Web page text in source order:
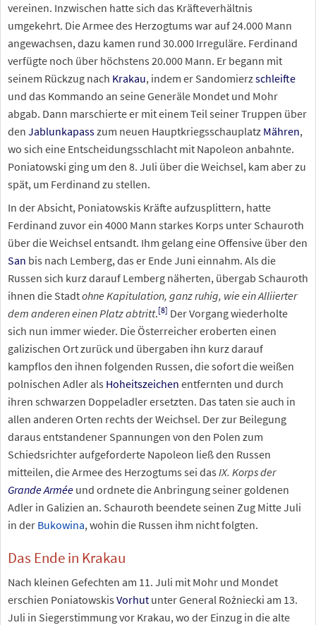
vereinen. Inzwischen hatte sich das Kräfteverhältnis
umgekehrt. Die Armee des Herzogtums war auf 24.000 Mann
angewachsen, dazu kamen rund 30.000 Irreguläre. Ferdinand
verfügte noch über höchstens 20.000 Mann. Er begann mit
seinem Rückzug nach Krakau, indem er Sandomierzschleifte
und das Kommando an seine Generäle Mondet und Mohr
abgab. Dann marschierte er mit einem Teil seiner Truppen über
den Jablunkapasszum neuen Hauptkriegsschauplatz Mähren,
wo sich eine Entscheidungsschlacht mit Napoleon anbahnte.
Poniatowski ging um den 8. Juli über die Weichsel, kam aber zu
spät, um Ferdinand zu stellen.
In der Absicht, Poniatowskis Kräfte aufzusplittern, hatte
Ferdinand zuvor ein 4000 Mann starkes Korps unter Schauroth
über die Weichsel entsandt. Ihm gelang eine Offensive über den
San bis nach Lemberg, das er Ende Juni einnahm. Als die
Russen sich kurz darauf Lemberg näherten, übergab Schauroth
ihnen die Stadtohne Kapitulation, ganz ruhig, wie ein Alliierter
dem anderen einen Platz abtritt.[8] Der Vorgang wiederholte
sich nun immer wieder. Die Österreicher eroberten einen
galizischen Ort zurück und übergaben ihn kurz darauf
kampflos den ihnen folgenden Russen, die sofort die weißen
polnischen Adler als Hoheitszeichen entfernten und durch
ihren schwarzen Doppeladler ersetzten. Das taten sie auch in
allen anderen Orten rechts der Weichsel. Der zur Beilegung
daraus entstandener Spannungen von den Polen zum
Schiedsrichter aufgeforderte Napoleon ließ den Russen
mitteilen, die Armee des Herzogtums sei das IX. Korps der
Grande Armée und ordnete die Anbringung seiner goldenen
Adler in Galizien an. Schauroth beendete seinen Zug Mitte Juli
in der Bukowina, wohin die Russen ihm nicht folgten.
Das Ende in Krakau
Nach kleinen Gefechten am 11. Juli mit Mohr und Mondet
erschien Poniatowskis Vorhut unter General Rożniecki am 13.
Juli in Siegerstimmung vor Krakau, wo der Einzug in die alte